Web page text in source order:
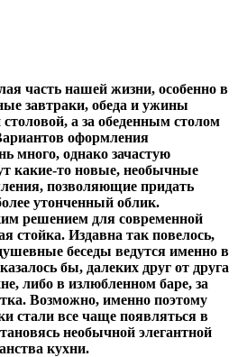
часть нашей жизни, особенно в
завтраки, обеда и ужины
а за обеденным столом
оформления
много, однако зачастую
какие-то новые, необычные
позволяющие придать
утонченный облик.
решением для современной
стойка. Издавна так повелось,
беседы ведутся именно в
бы, далеких друг от друга
либо в излюбленном баре, за
Возможно, именно поэтому
стали все чаще появляться в
необычной элегантной
кухни.